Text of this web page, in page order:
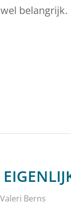
belangrijk.
Valeri Berns